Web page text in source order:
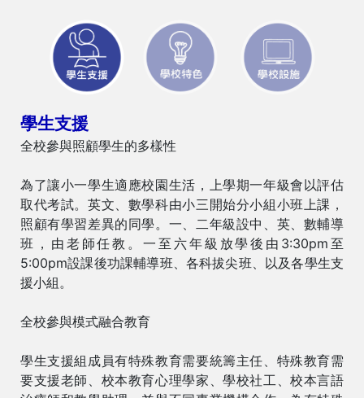
學生支援
全校參與照顧學生的多樣性
為了讓小一學生適應校園生活，上學期一年級會以評估
取代考試。英文、數學科由小三開始分小組小班上課，
照顧有學習差異的同學。一、二年級設中、英、數輔導
班，由老師任教。一至六年級放學後由3:30pm至
5:00pm設課後功課輔導班、各科拔尖班、以及各學生支
援小組。
全校參與模式融合教育
學生支援組成員有特殊教育需要統籌主任、特殊教育需
要支援老師、校本教育心理學家、學校社工、校本言語